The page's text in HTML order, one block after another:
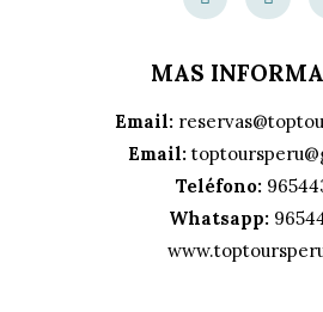
MAS
Email:
Email:
Teléfono:
Whatsapp: